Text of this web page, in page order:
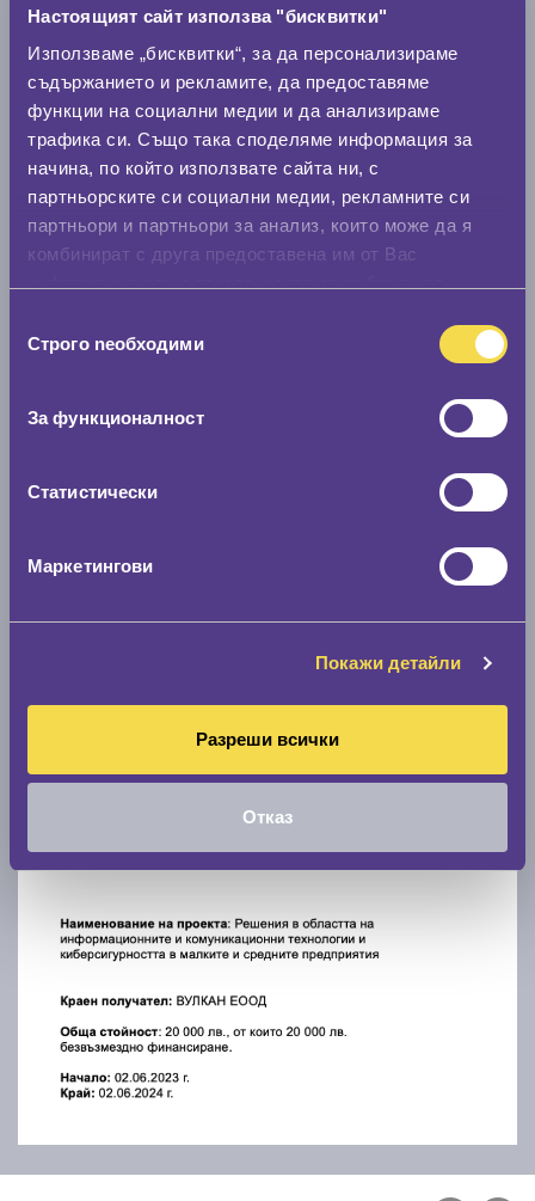
Настоящият сайт използва "бисквитки"
Използваме „бисквитки“, за да персонализираме
съдържанието и рекламите, да предоставяме
функции на социални медии и да анализираме
трафика си. Също така споделяме информация за
начина, по който използвате сайта ни, с
партньорските си социални медии, рекламните си
партньори и партньори за анализ, които може да я
комбинират с друга предоставена им от Вас
наСтрого nеобходими
За функционалност
Статистически
Маркетингови
Покажи детайли
Разреши всички
Отказ
Модел
Покажи гуми